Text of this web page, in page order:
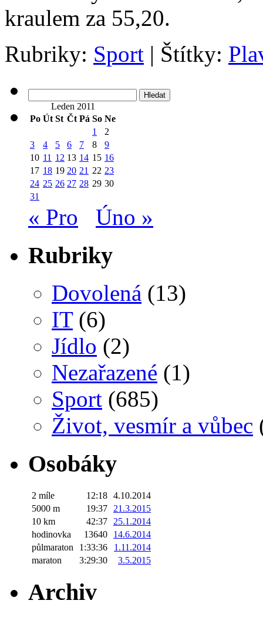
kraulem za 55,20.
Rubriky: Sport | Štítky:
Leden 2011
Po Út St Čt Pá So Ne
1
2
3
4 5 6 7 8
9
10 11 12 13 14 15 16
17 18 19 20 21 22 23
24 25 26 27 28 29 30
31
« Pro Úno »
Rubriky
Dovolená (13)
IT(6)
Jídlo (2)
Nezařazené (1)
Sport (685)
Život, vesmír a vůbec
Osobáky
2 míle 12:18 4.10.2014
5000 m
19:37
21.3.2015
10 km
42:37
25.1.2014
hodinovka
13640
14.6.2014
půlmaraton
1:33:36
1.11.2014
maraton
3:29:30 3.5.2015
Archiv